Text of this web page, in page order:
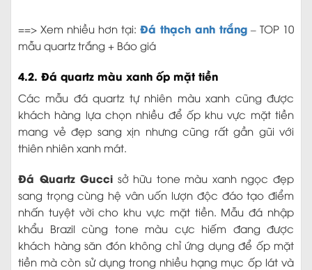
==> Xem nhiều hơn tại: Đá thạch anh trắng – TOP 10
mẫu quartz trắng + Báo giá
4.2. Đá quartz màu xanh ốp mặt tiền
Các mẫu đá quartz tự nhiên màu xanh cũng được
khách hàng lựa chọn nhiều để ốp khu vực mặt tiền
mang vẻ đẹp sang xịn nhưng cũng rất gần gũi với
thiên nhiên xanh mát.
Đá Quartz Gucci sở hữu tone màu xanh ngọc đẹp
sang trọng cùng hệ vân uốn lượn độc đáo tạo điểm
nhấn tuyệt vời cho khu vực mặt tiền. Mẫu đá nhập
khẩu Brazil cùng tone màu cực hiếm đang được
khách hàng săn đón không chỉ ứng dụng để ốp mặt
tiền mà còn sử dụng trong nhiều hạng mục ốp lát và